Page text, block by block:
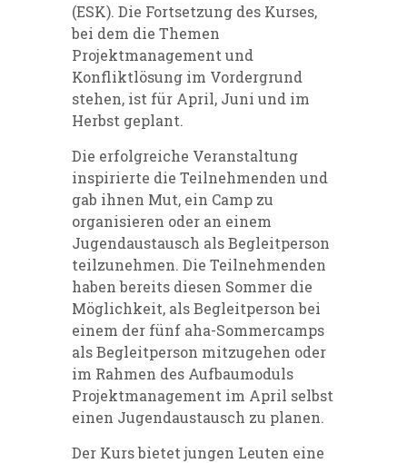
(ESK). Die Fortsetzung des Kurses,
bei dem die Themen
Projektmanagement und
Konfliktlösung im Vordergrund
stehen, ist für April, Juni und im
Herbst geplant.
Die erfolgreiche Veranstaltung
inspirierte die Teilnehmenden und
gab ihnen Mut, ein Camp zu
organisieren oder an einem
Jugendaustausch als Begleitperson
teilzunehmen. Die Teilnehmenden
haben bereits diesen Sommer die
Möglichkeit, als Begleitperson bei
einem der fünf aha-Sommercamps
als Begleitperson mitzugehen oder
im Rahmen des Aufbaumoduls
Projektmanagement im April selbst
einen Jugendaustausch zu planen.
Der Kurs bietet jungen Leuten eine